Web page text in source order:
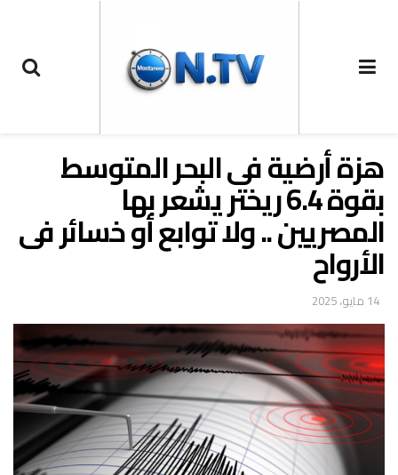
هزة أرضية فى البحر المتوسط
بقوة 6.4 ريختر يشعر بها
المصريين .. ولا توابع أو خسائر فى
الأرواح
14 مايو، 2025